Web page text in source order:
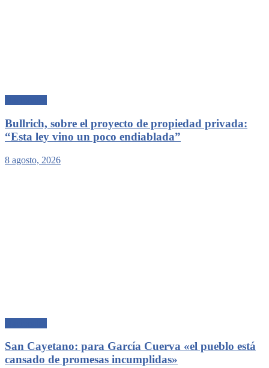
Bullrich, sobre el proyecto de propiedad privada:
“Esta ley vino un poco endiablada”
8 agosto, 2026
San Cayetano: para García Cuerva «el pueblo está
cansado de promesas incumplidas»